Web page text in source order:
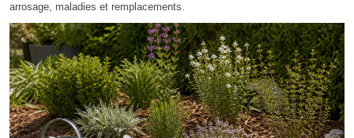
arrosage, maladies et remplacements.